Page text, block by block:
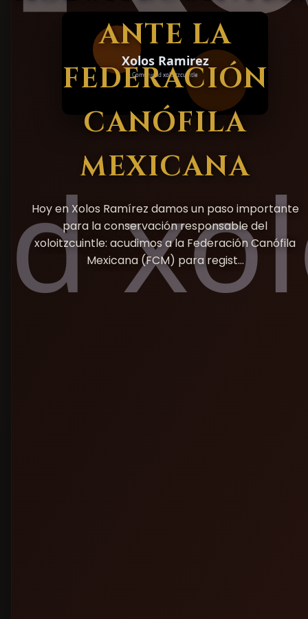
ANTE LA
FEDERACIÓN
CANÓFILA
MEXICANA
Hoy en Xolos Ramírez damos un paso importante
para la conservación responsable del
xoloitzcuintle: acudimos a la Federación Canófila
Mexicana (FCM) para regist…